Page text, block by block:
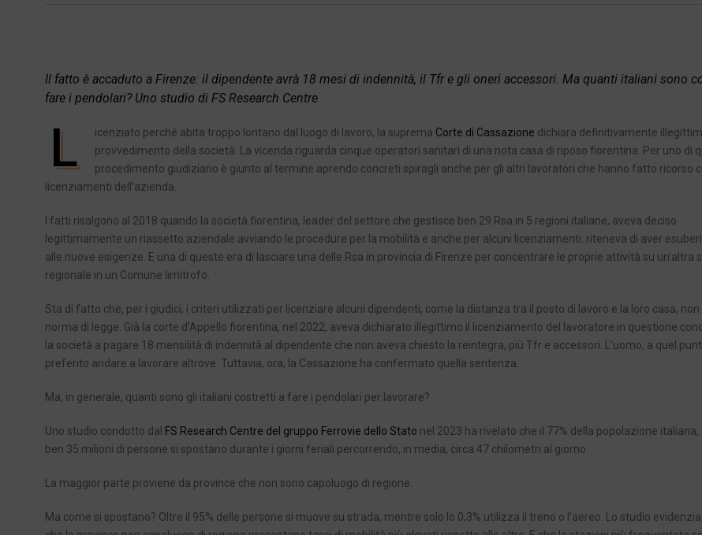
Il fatto è accaduto a Firenze: il dipendente avrà 18 mesi di indennità, il Tfr e gli oneri accessori. Ma quanti italiani sono
fare i pendolari? Uno studio di FS Research Centre
L icenziato perché abita troppo lontano dal luogo di lavoro, la suprema Corte di Cassazione dichiara definitivamente
provvedimento della società. La vicenda riguarda cinque operatori sanitari di una nota casa di riposo fiorentina. Per uno di
procedimento giudiziario è giunto al termine aprendo concreti spiragli anche per gli altri lavoratori che hanno fatto ricorso
licenziamenti dell’azienda.
I fatti risalgono al 2018 quando la società fiorentina, leader del settore che gestisce ben 29 Rsa in 5 regioni italiane, aveva deciso
legittimamente un riassetto aziendale avviando le procedure per la mobilità e anche per alcuni licenziamenti: riteneva di aver
alle nuove esigenze. E una di queste era di lasciare una delle Rsa in provincia di Firenze per concentrare le proprie attività su un’altra
regionale in un Comune limitrofo.
Sta di fatto che, per i giudici, i criteri utilizzati per licenziare alcuni dipendenti, come la distanza tra il posto di lavoro e la loro casa, non
norma di legge. Già la corte d’Appello fiorentina, nel 2022, aveva dichiarato illegittimo il licenziamento del lavoratore in questione
la società a pagare 18 mensilità di indennità al dipendente che non aveva chiesto la reintegra, più Tfr e accessori. L’uomo, a quel
preferito andare a lavorare altrove. Tuttavia, ora, la Cassazione ha confermato quella sentenza.
Ma, in generale, quanti sono gli italiani costretti a fare i pendolari per lavorare?
Uno studio condotto dal FS Research Centre del gruppo Ferrovie dello Stato nel 2023 ha rivelato che il 77% della popolazione italiana,
ben 35 milioni di persone si spostano durante i giorni feriali percorrendo, in media, circa 47 chilometri al giorno.
La maggior parte proviene da province che non sono capoluogo di regione.
Ma come si spostano? Oltre il 95% delle persone si muove su strada, mentre solo lo 0,3% utilizza il treno o l’aereo. Lo studio